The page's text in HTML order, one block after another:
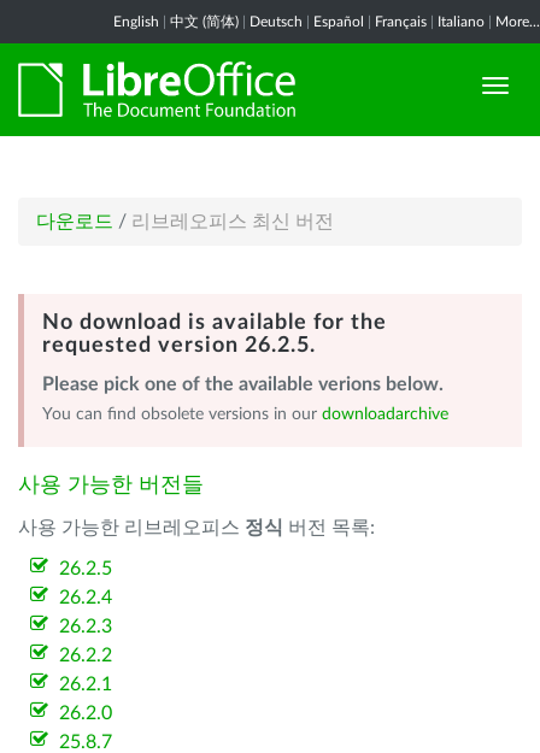
English 中文 (简体) Deutsch Español Français Italiano More...
다운로드 / 리브레오피스 최신 버전
No download is available for the
requested version 26.2.5.
Please pick one of the available verions below.
You can find obsolete versions in our downloadarchive
사용 가능한 버전들
사용 가능한 리브레오피스 정식 버전 목록:
26.2.5
26.2.4
26.2.3
26.2.2
26.2.1
26.2.0
25.8.7